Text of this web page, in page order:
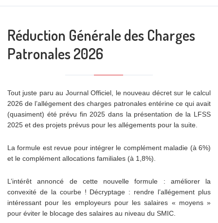
Réduction Générale des Charges
Patronales 2026
Tout juste paru au Journal Officiel, le nouveau décret sur le calcul
2026 de l’allégement des charges patronales entérine ce qui avait
(quasiment) été prévu fin 2025 dans la présentation de la LFSS
2025 et des projets prévus pour les allégements pour la suite.
La formule est revue pour intégrer le complément maladie (à 6%)
et le complément allocations familiales (à 1,8%).
L’intérêt annoncé de cette nouvelle formule : améliorer la
convexité de la courbe ! Décryptage : rendre l’allégement plus
intéressant pour les employeurs pour les salaires « moyens »
pour éviter le blocage des salaires au niveau du SMIC.